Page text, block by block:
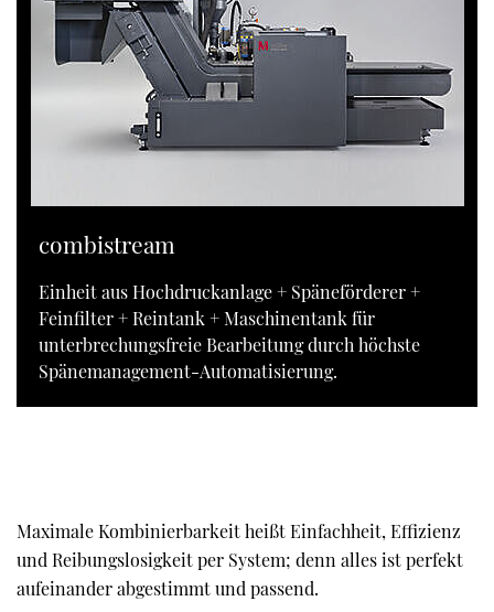
combistream
Einheit aus Hochdruckanlage + Späneförderer +
Feinfilter + Reintank + Maschinentank für
unterbrechungsfreie Bearbeitung durch höchste
Spänemanagement-Automatisierung.
Maximale Kombinierbarkeit heißt Einfachheit, Effizienz
und Reibungslosigkeit per System; denn alles ist perfekt
aufeinander abgestimmt und passend.